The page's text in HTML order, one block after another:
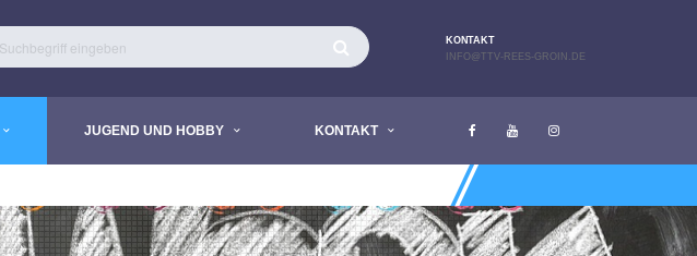
KONTAKT
INFO@TTV-REES-GROIN.DE
JUGEND UND HOBBY KONTAKT